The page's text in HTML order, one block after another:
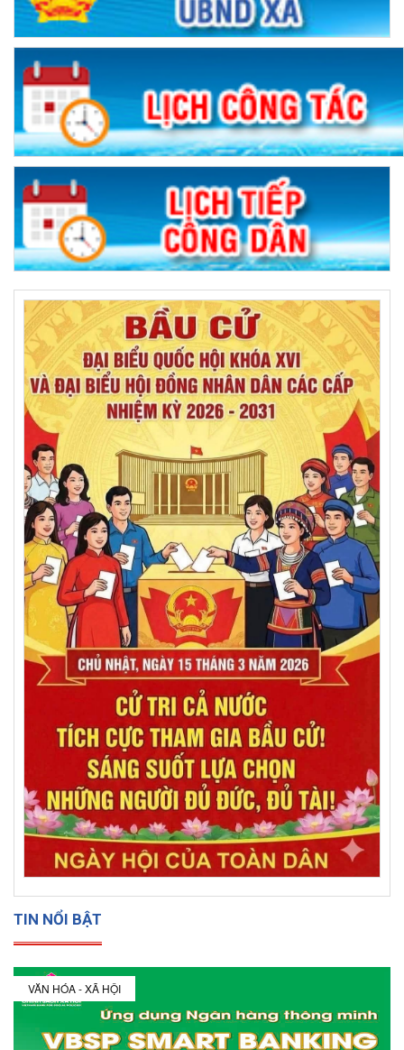
TIN NỔI BẬT
VĂN HÓA - XÃ HỘI